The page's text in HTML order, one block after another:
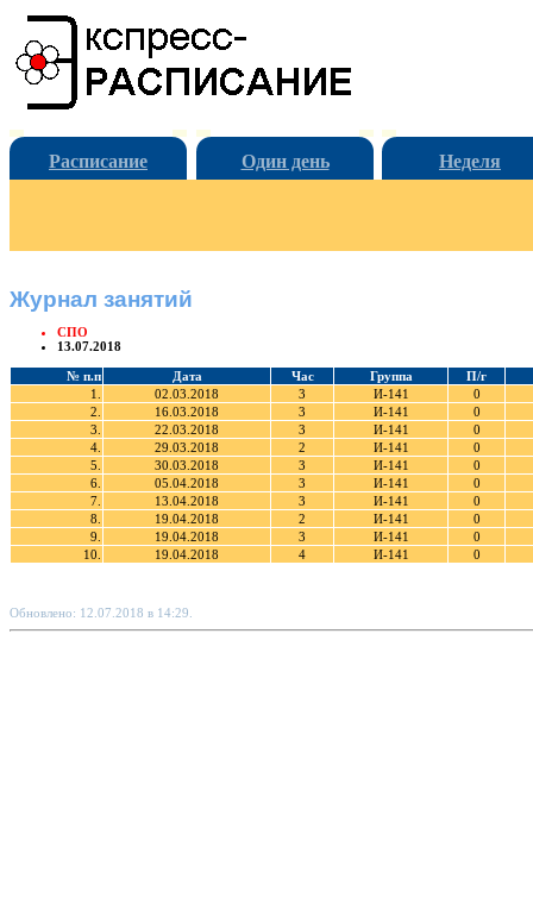
Расписание Один день Неделя
Журнал занятий
СПО
13.07.2018
№ п.п Дата Час Группа
П/г
1.
02.03.2018 3 И-141
0
2.
16.03.2018 3 И-141
0
3.
22.03.2018 3 И-141
0
4.
29.03.2018 2 И-141
0
5.
30.03.2018 3 И-141
0
6.
05.04.2018 3 И-141
0
7.
13.04.2018 3 И-141
0
8.
19.04.2018 2 И-141
0
9.
19.04.2018 3 И-141
0
10.
19.04.2018 4 И-141 0
Обновлено: 12.07.2018 в 14:29.